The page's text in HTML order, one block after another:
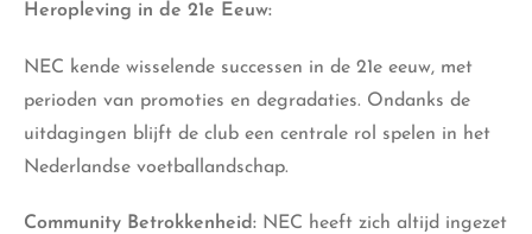
Heropleving in de 21e Eeuw:
NEC kende wisselende successen in de 21e eeuw, met
perioden van promoties en degradaties. Ondanks de
uitdagingen blijft de club een centrale rol spelen in het
Nederlandse voetballandschap.
Community Betrokkenheid: NEC heeft zich altijd ingezet